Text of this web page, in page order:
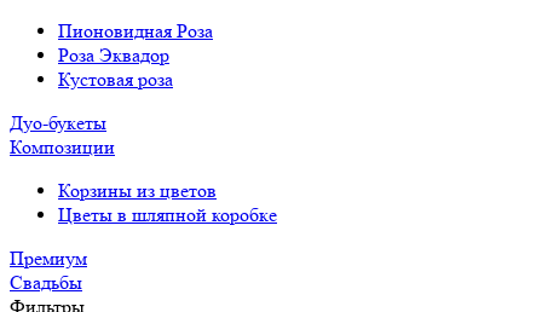
Пионовидная Роза
Роза Эквадор
Кустовая роза
Дуо-букеты
Композиции
Корзины из цветов
Цветы в шляпной коробке
Премиум
Свадьбы
Фильтры